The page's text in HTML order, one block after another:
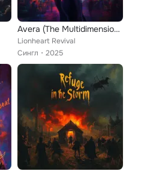
Avera (The Multidimensional Plague)
Lionheart Revival
Сингл
2025